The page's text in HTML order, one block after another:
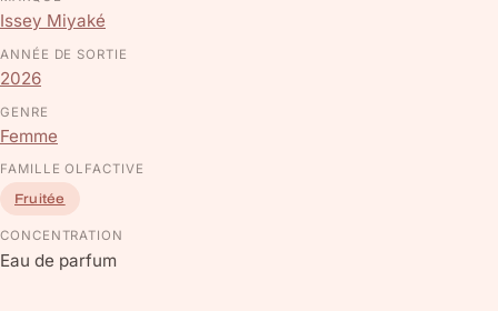
Issey Miyaké
ANNÉE DE SORTIE
2026
GENRE
Femme
FAMILLE OLFACTIVE
Fruitée
CONCENTRATION
Eau de parfum